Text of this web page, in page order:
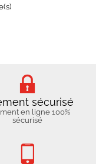
sécurisé
en ligne 100%
sécurisé